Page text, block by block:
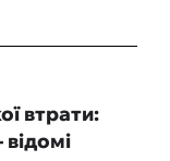
втрати: